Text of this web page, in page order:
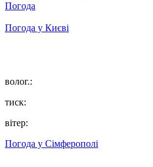
Погода
Погода у Києві
волог.:
тиск:
вітер:
Погода у Сімферополі